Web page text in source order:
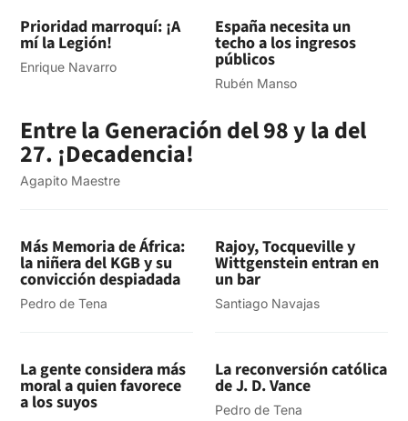
Prioridad marroquí: ¡A
mí la Legión!
Enrique Navarro
España necesita un
techo a los ingresos
públicos
Rubén Manso
Entre la Generación del 98 y la del
27. ¡Decadencia!
Agapito Maestre
Más Memoria de África:
la niñera del KGB y su
convicción despiadada
Pedro de Tena
Rajoy, Tocqueville y
Wittgenstein entran en
un bar
Santiago Navajas
La gente considera más
moral a quien favorece
a los suyos
La reconversión católica
de J. D. Vance
Pedro de Tena